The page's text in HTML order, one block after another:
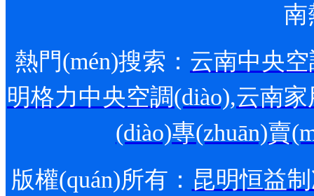
南
熱門(mén)搜索： 云南中央空
明格力中央空調(diào),云南家
(diào)專(zhuān)賣
版權(quán)所有： 昆明恒益